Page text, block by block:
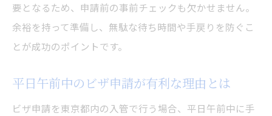
要となるため、申請前の事前チェックも欠かせません。
余裕を持って準備し、無駄な待ち時間や手戻りを防ぐこ
とが成功のポイントです。
平日午前中のビザ申請が有利な理由とは
ビザ申請を東京都内の入管で行う場合、平日午前中に手